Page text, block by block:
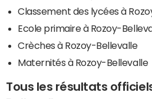
Classement des lycées à
Ecole primaire à Rozoy-
Crèches à Rozoy-Bellevalle
Maternités à Rozoy-Bellevalle
Tous les résultats